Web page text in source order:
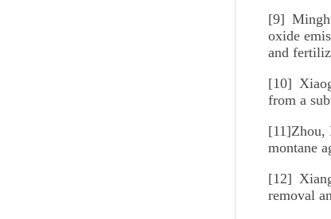
[9]
oxide
and
[10]
from a
[11]Zhou,
montane
[12]
removal